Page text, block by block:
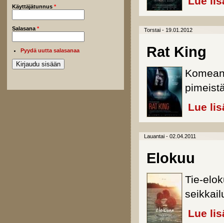
Käyttäjätunnus *
Salasana *
Pyydä uutta salasanaa
Torstai - 19.01.2012
Rat King
Lue
Lauantai - 02.04.2011
Elokuu
Tie-
Lue